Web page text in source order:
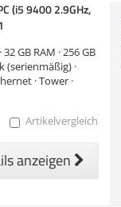
(i5 9400 2.9GHz,
GB RAM · 256 GB
(serienmäßig) ·
· Tower ·
Artikelvergleich
anzeigen